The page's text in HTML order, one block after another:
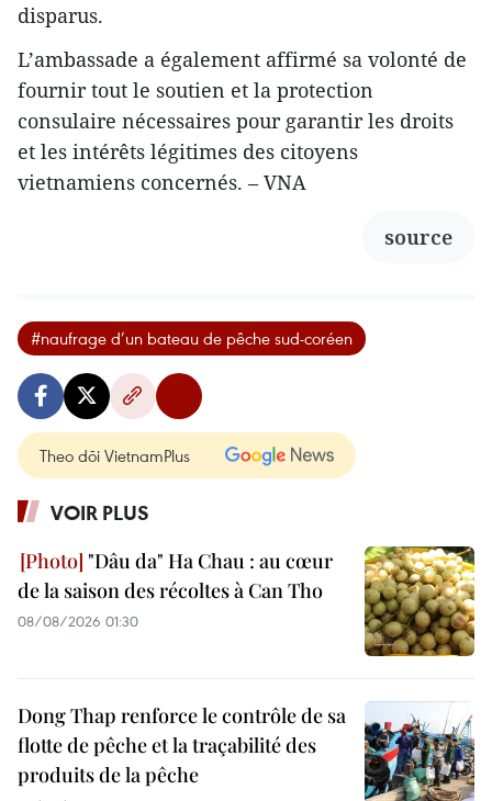
disparus.
L’ambassade a également affirmé sa volonté de
fournir tout le soutien et la protection
consulaire nécessaires pour garantir les droits
et les intérêts légitimes des citoyens
vietnamiens concernés. – VNA
source
#naufrage d’un bateau de pêche sud-coréen
Theo dõi VietnamPlus
VOIR PLUS
"Dâu da" Ha Chau : au cœur
de la saison des récoltes à Can Tho
08/08/2026 01:30
Dong Thap renforce le contrôle de sa
flotte de pêche et la traçabilité des
produits de la pêche